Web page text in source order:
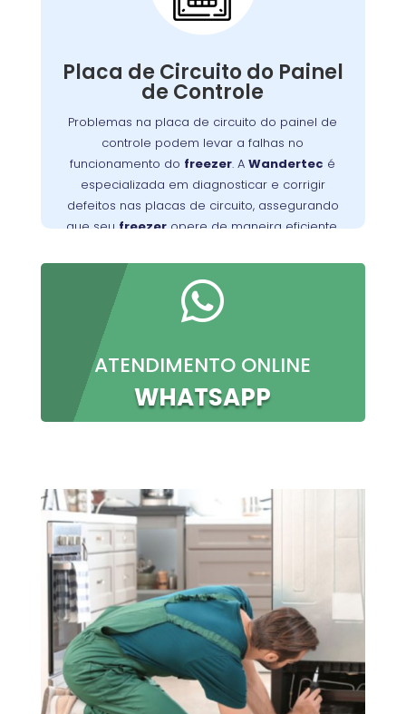
Placa de Circuito do Painel
de Controle
Problemas na placa de circuito do painel de
controle podem levar a falhas no
funcionamento do freezer. AWandertec é
especializada em diagnosticar e corrigir
defeitos nas placas de circuito, assegurando
que seufreezeropere de maneira eficiente.
Painel de Controle:
A placa de circuito do painel de controle
gerencia as funções do
freezer
Defeitos nessa
placa podem resultar em problemas com o
controle de temperatura e outros mau
funcionamentos
. Os técnicos da
Wandertec
no Atuba são especializados em identificar e
corrigir falhas nas placas de circuito,
garantindo que seu
freezer
opere de forma
confiável e eficiente.

ATENDIMENTO ONLINE
WHATSAPP